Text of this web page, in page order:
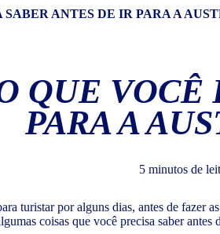
ANTES DE IR PARA A
QUE VOCÊ
PARA A
5 minutos de
turistar por alguns dias, antes de fazer
coisas que você precisa saber